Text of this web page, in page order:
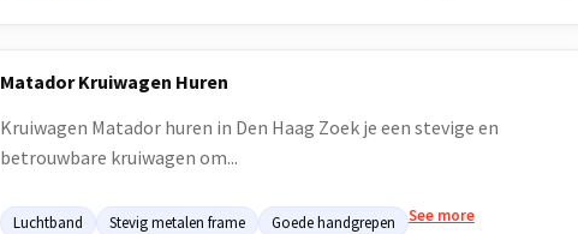
Matador Kruiwagen Huren
Kruiwagen Matador huren in Den Haag Zoek je een stevige en
betrouwbare kruiwagen om...
Luchtband Stevig metalen frame Goede handgrepen See more